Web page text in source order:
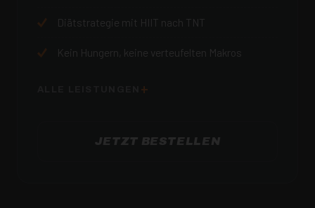
Diätstrategie mit HIIT nach TNT
Kein Hungern, keine verteufelten Makros
JETZT BESTELLEN